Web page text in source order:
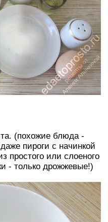
(похожие блюда -
пироги с начинкой
простого или слоеного
- только дрожжевые!)